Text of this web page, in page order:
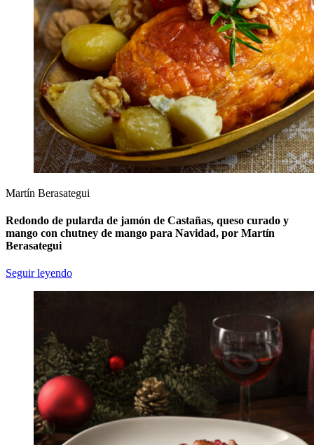
Martín Berasategui
Redondo de pularda de jamón de Castañas, queso curado y
mango con chutney de mango para Navidad, por Martín
Berasategui
Seguir leyendo